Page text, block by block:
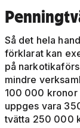
Så det hela
förklarat kan
på
mindre
100 000 kronor
uppges vara
tvätta 250 000